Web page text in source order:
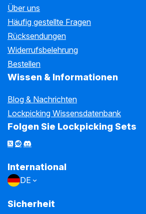
Über uns
Häufig gestellte Fragen
Rücksendungen
Widerrufsbelehrung
Bestellen
Wissen & Informationen
Blog & Nachrichten
Lockpicking Wissensdatenbank
Folgen Sie Lockpicking Sets
International
DE
Sicherheit